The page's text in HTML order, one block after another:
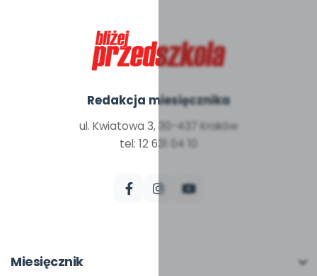
Redakcja miesięcznika
ul. Kwiatowa 3, 30-437 Kraków
tel: 12 631 04 10
Miesięcznik